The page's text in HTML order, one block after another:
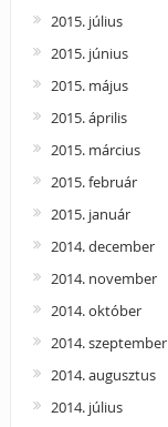
2015. július
2015. június
2015. május
2015. április
2015. március
2015. február
2015. január
2014. december
2014. november
2014. október
2014. szeptember
2014. augusztus
2014. július